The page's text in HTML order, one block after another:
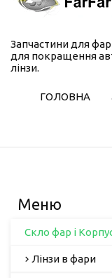
Запчастини для фар
для покращення
лінзи.
ГОЛОВНА
Скло фар і
Лінзи в фари